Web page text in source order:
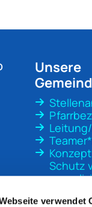
verwendet
Unsere
Schutz